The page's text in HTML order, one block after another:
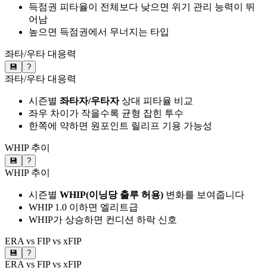
득점권 피타율이 전체보다 낮으면 위기 관리 능력이 뛰
어남
높으면 득점권에서 무너지는 타입
좌타/우타 대응력
💾 ?
좌타/우타 대응력
시즌별 좌타자/우타자상대 피타율 비교
좌우 차이가 작을수록 균형 잡힌 투수
한쪽에 약하면 원포인트 릴리프 기용 가능성
WHIP 추이
💾 ?
WHIP 추이
시즌별 WHIP(이닝당 출루 허용) 변화를 보여줍니다
WHIP 1.0 이하면 엘리트급
WHIP가 상승하면 컨디션 하락 신호
ERA vs FIP vs xFIP
💾 ?
ERA vs FIP vs xFIP